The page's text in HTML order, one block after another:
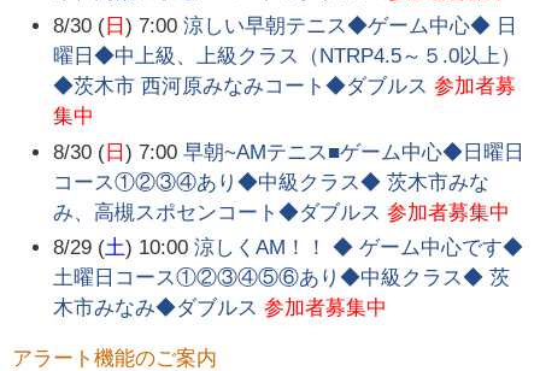
8/30 ( 日) 7:00 涼しい早朝テニス◆ゲーム中心◆ 日
曜日◆中上級、上級クラス（NTRP4.5～５.0以上）
◆茨木市 西河原みなみコート◆ダブルス 参加者募
集中
8/30 ( 日) 7:00 早朝~AMテニス■ゲーム中心◆日曜日
コース①②③④あり◆中級クラス◆ 茨木市みな
み、高槻スポセンコート◆ダブルス 参加者募集中
8/29 (土) 10:00 涼しくAM！！ ◆ ゲーム中心です◆
土曜日コース①②③④⑤⑥あり◆中級クラス◆ 茨
木市みなみ◆ダブルス 参加者募集中
アラート機能のご案内